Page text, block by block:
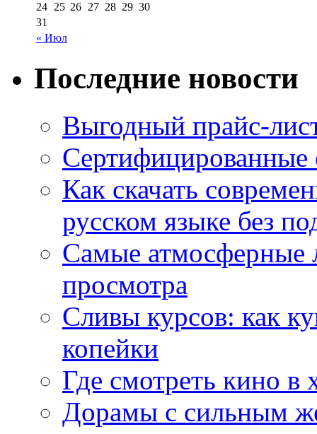
« Июл
24 25 26 27 28 29 30
31
Последние новости
Выгодный прайс-
Как скачать
русском языке без
Самые атмосферные
просмотра
Сливы курсов: как
копейки
Где смотреть кино в
Дорамы с сильным